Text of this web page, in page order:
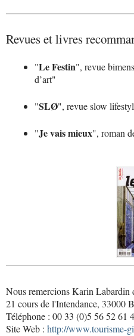
Revues et livres
"Le Festin", revue
d’art"
"SLØ", revue slow
"Je vais mieux", roman
Nous remercions Karin Labardin
21 cours de l'Intendance, 33000
Téléphone : 00 33 (0)5 56 52 61
Site Web : http://www.tourisme-